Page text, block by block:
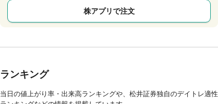
株アプリで注文
ランキング
当日の値上がり率・出来高ランキングや、松井証券独自のデイトレ適性